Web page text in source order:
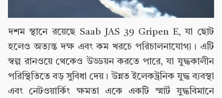
দশম স্থানে রয়েছে Saab JAS 39 Gripen E, যা ছোট
হলেও অত্যন্ত দক্ষ এবং কম খরচে পরিচালনাযোগ্য। এটি
স্বল্প রানওয়ে থেকেও উড্ডয়ন করতে পারে, যা যুদ্ধকালীন
পরিস্থিতিতে বড় সুবিধা দেয়। উন্নত ইলেকট্রনিক যুদ্ধ ব্যবস্থা
এবং নেটওয়ার্কিং ক্ষমতা একে একটি স্মার্ট যুদ্ধবিমানে